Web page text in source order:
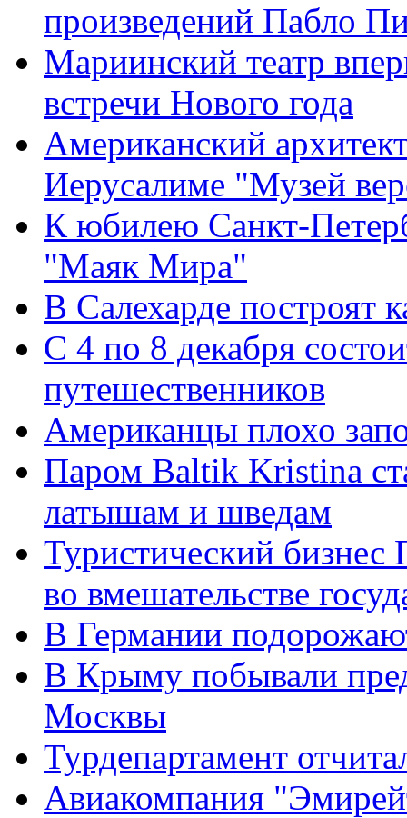
произведений Пабло
Мариинский театр
встречи Нового года
Американский
Иерусалиме "Музей
К юбилею Санкт-
"Маяк Мира"
В Салехарде построят
С 4 по 8 декабря
путешественников
Американцы плохо
Паром Baltik Kristina
латышам и шведам
Туристический бизнес
во вмешательстве
В Германии
В Крыму побывали
Москвы
Турдепартамент
Авиакомпания